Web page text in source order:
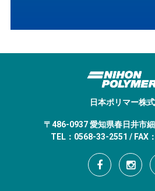
日本ポリマー株
〒486-0937 愛知県春日井市
TEL：0568-33-2551 / FAX